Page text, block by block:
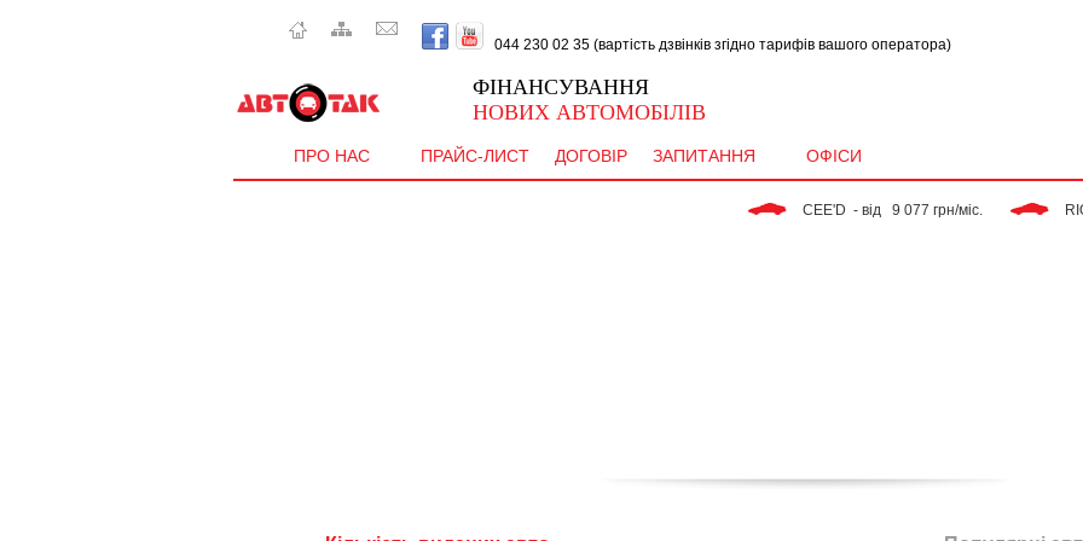
044 230 02 35 (вартість дзвінків згідно тарифів вашого оператора)
ФІНАНСУВАННЯ
НОВИХ АВТОМОБІЛІВ
ПРО НАС ПРАЙС-ЛИСТ ДОГОВІР ЗАПИТАННЯ ОФІСИ
CEE'D  - від   9 077 грн/міс. RIO -